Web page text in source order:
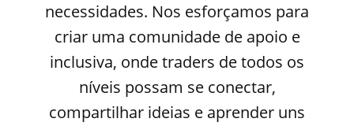
necessidades. Nos esforçamos para
criar uma comunidade de apoio e
inclusiva, onde traders de todos os
níveis possam se conectar,
compartilhar ideias e aprender uns